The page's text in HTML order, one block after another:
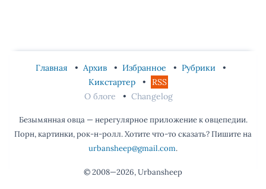
Главная Архив Избранное
Рубрики
Кикстартер
RSS
О блоге
Changelog
Безымянная овца — нерегулярное приложение к овцепедии.
Порн, картинки, рок-н-ролл. Хотите что-то сказать? Пишите на
urbansheep@gmail.com.
© 2008—2026, Urbansheep